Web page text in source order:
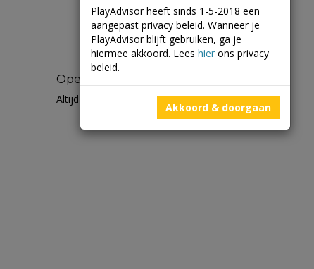
Openingstijden
Altijd open
PlayAdvisor heeft sinds 1-5-2018 een
aangepast privacy beleid. Wanneer je
PlayAdvisor blijft gebruiken, ga je
hiermee akkoord. Lees hier ons privacy
beleid.
Akkoord & doorgaan